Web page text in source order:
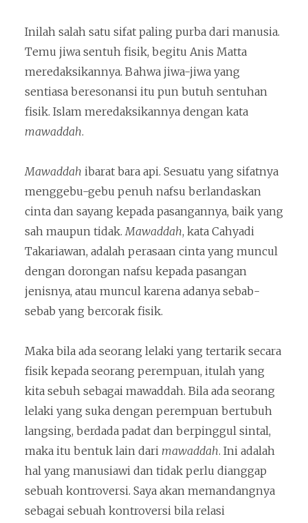
Inilah salah satu sifat paling purba dari manusia.
Temu jiwa sentuh fisik, begitu Anis Matta
meredaksikannya. Bahwa jiwa-jiwa yang
sentiasa beresonansi itu pun butuh sentuhan
fisik. Islam meredaksikannya dengan kata
mawaddah.
Mawaddah ibarat bara api. Sesuatu yang sifatnya
menggebu-gebu penuh nafsu berlandaskan
cinta dan sayang kepada pasangannya, baik yang
sah maupun tidak.Mawaddah, kata Cahyadi
Takariawan, adalah perasaan cinta yang muncul
dengan dorongan nafsu kepada pasangan
jenisnya, atau muncul karena adanya sebab-
sebab yang bercorak fisik.
Maka bila ada seorang lelaki yang tertarik secara
fisik kepada seorang perempuan, itulah yang
kita sebuh sebagai mawaddah. Bila ada seorang
lelaki yang suka dengan perempuan bertubuh
langsing, berdada padat dan berpinggul sintal,
maka itu bentuk lain dari mawaddah. Ini adalah
hal yang manusiawi dan tidak perlu dianggap
sebuah kontroversi. Saya akan memandangnya
sebagai sebuah kontroversi bila relasi